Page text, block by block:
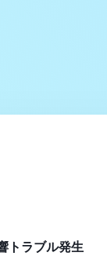
トラブル発生